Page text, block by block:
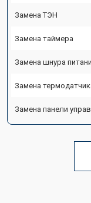
Замена ТЭН
Замена таймера
Замена шнура
Замена
Замена панели